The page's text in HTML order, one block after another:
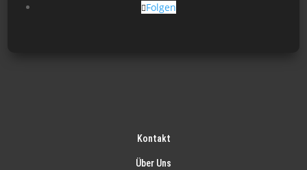
Folgen
Kontakt
Über Uns